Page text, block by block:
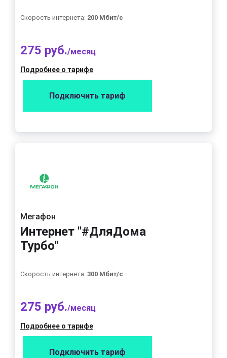
Скорость интернета: 200 Мбит/с
275 руб./месяц
Подробнее о тарифе
Подключить тариф
Мегафон
Интернет "#ДляДома
Турбо"
Скорость интернета: 300 Мбит/с
275 руб./месяц
Подробнее о тарифе
Подключить тариф